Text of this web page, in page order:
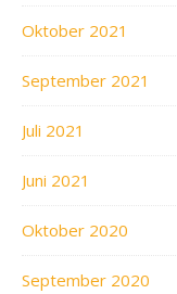
Oktober 2021
September 2021
Juli 2021
Juni 2021
Oktober 2020
September 2020